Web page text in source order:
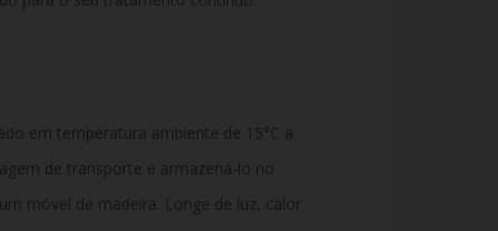
em temperatura ambiente de 15°C a
de transporte e armazená-lo no
móvel de madeira. Longe de luz, calor